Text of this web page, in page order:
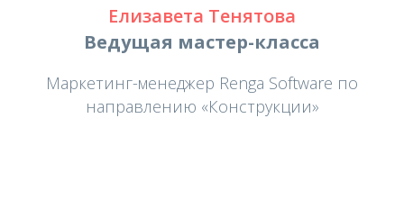
Елизавета Тенятова
Ведущая мастер-класса
Маркетинг-менеджер Renga Software по
направлению «Конструкции»